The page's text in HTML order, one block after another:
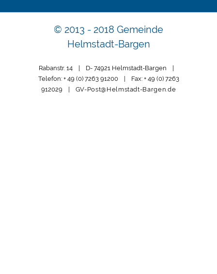
© 2013 - 2018 Gemeinde
Helmstadt-Bargen
Rabanstr. 14 | D- 74921 Helmstadt-Bargen |
Telefon: + 49 (0) 7263 91200 | Fax: + 49 (0) 7263
912029 | GV-Post@Helmstadt-Bargen.de